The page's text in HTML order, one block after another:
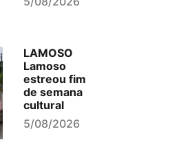
LAMOSO
Lamoso
estreou fim
de semana
cultural
5/08/2026